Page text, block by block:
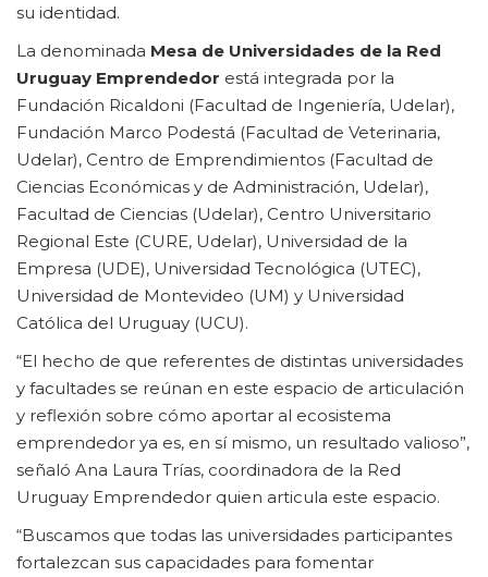
su identidad.
La denominada Mesa de Universidades de la Red
Uruguay Emprendedor está integrada por la
Fundación Ricaldoni (Facultad de Ingeniería, Udelar),
Fundación Marco Podestá (Facultad de Veterinaria,
Udelar), Centro de Emprendimientos (Facultad de
Ciencias Económicas y de Administración, Udelar),
Facultad de Ciencias (Udelar), Centro Universitario
Regional Este (CURE, Udelar), Universidad de la
Empresa (UDE), Universidad Tecnológica (UTEC),
Universidad de Montevideo (UM) y Universidad
Católica del Uruguay (UCU).
“El hecho de que referentes de distintas universidades
y facultades se reúnan en este espacio de articulación
y reflexión sobre cómo aportar al ecosistema
emprendedor ya es, en sí mismo, un resultado valioso”,
señaló Ana Laura Trías, coordinadora de la Red
Uruguay Emprendedor quien articula este espacio.
“Buscamos que todas las universidades participantes
fortalezcan sus capacidades para fomentar